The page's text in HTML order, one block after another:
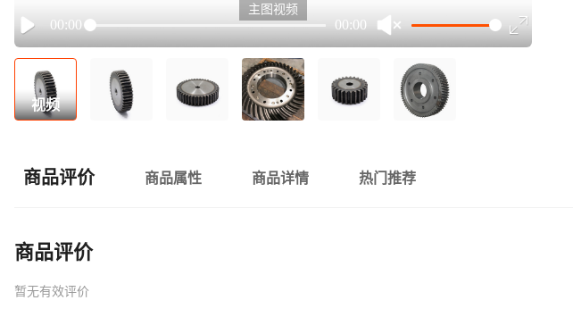
Play
00:00 00:00
主图视频
视频
商品评价 商品属性 商品详情 热门推荐
商品评价
暂无有效评价